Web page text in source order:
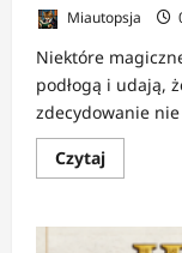
Miautopsja
Niektóre
podłogą i udają,
zdecydowanie
CzytajDowiedz
się
Wieża